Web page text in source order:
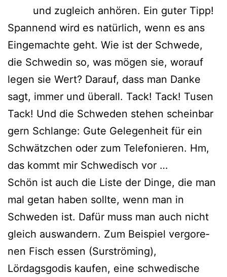
und zugleich anhö­ren. Ein guter Tipp!
Spannend wird es natür­lich, wenn es ans
Eingemachte geht. Wie ist der Schwede,
die Schwedin so, was mögen sie, wor­auf
legen sie Wert? Darauf, dass man Danke
sagt, immer und über­all. Tack! Tack! Tusen
Tack! Und die Schweden ste­hen schein­bar
gern Schlange: Gute Gelegenheit für ein
Schwätzchen oder zum Telefonieren. Hm,
das kommt mir Schwedisch vor …
Schön ist auch die Liste der Dinge, die man
mal getan haben soll­te, wenn man in
Schweden ist. Dafür muss man auch nicht
gleich aus­wan­dern. Zum Beispiel ver­go­re­
nen Fisch essen (Surströming),
Lördagsgodis kau­fen, eine schwe­di­sche